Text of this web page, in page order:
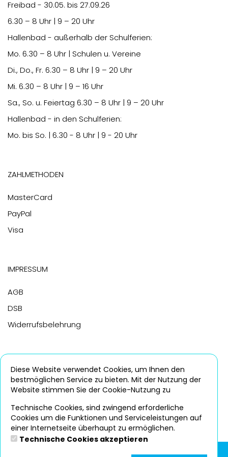
Freibad - 30.05. bis 27.09.26
6.30 – 8 Uhr | 9 – 20 Uhr
Hallenbad - außerhalb der Schulferien:
Mo. 6.30 – 8 Uhr | Schulen u. Vereine
Di., Do., Fr. 6.30 – 8 Uhr | 9 – 20 Uhr
Mi. 6.30 – 8 Uhr | 9 – 16 Uhr
Sa., So. u. Feiertag 6.30 – 8 Uhr | 9 – 20 Uhr
Hallenbad - in den Schulferien:
Mo. bis So. | 6.30 - 8 Uhr | 9 - 20 Uhr
Zahlmethoden
MasterCard
PayPal
Visa
Impressum
AGB
DSB
Widerrufsbelehrung
Haus- und Badeordnung
Kombibad Südpool
Sport- & Erlebnisbad Wananas
Diese Website verwendet Cookies, um Ihnen den
bestmöglichen Service zu bieten. Mit der Nutzung der
Website stimmen Sie der Cookie-Nutzung zu
Technische Cookies, sind zwingend erforderliche
Cookies um die Funktionen und Serviceleistungen auf
einer Internetseite überhaupt zu ermöglichen.
Technische Cookies akzeptieren